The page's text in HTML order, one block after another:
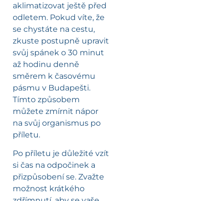
aklimatizovat ještě před
odletem. Pokud víte, že
se chystáte na cestu,
zkuste postupně upravit
svůj spánek o 30 minut
až hodinu denně
směrem k časovému
pásmu v Budapešti.
Tímto způsobem
můžete zmírnit nápor
na svůj organismus po
příletu.
Po příletu je důležité vzít
si čas na odpočinek a
přizpůsobení se. Zvažte
možnost krátkého